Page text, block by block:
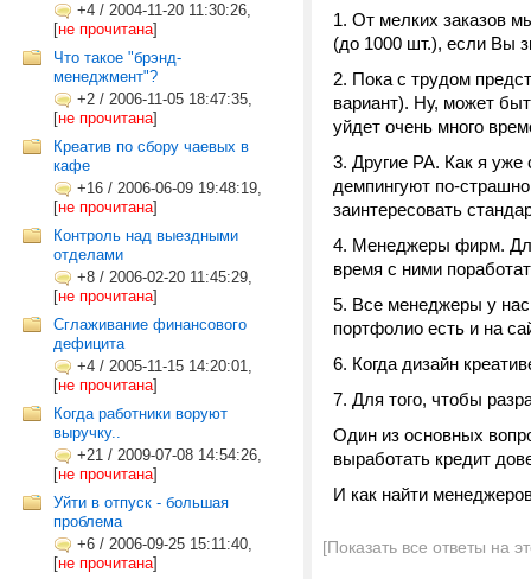
+4 / 2004-11-20 11:30:26,
[не прочитана]
Что такое "брэнд-
менеджмент"?
+2 / 2006-11-05 18:47:35,
[не прочитана]
Креатив по сбору чаевых в
кафе
+16 / 2006-06-09 19:48:19,
[не прочитана]
Контроль над выездными
отделами
+8 / 2006-02-20 11:45:29,
[не прочитана]
Сглаживание финансового
дефицита
+4 / 2005-11-15 14:20:01,
[не прочитана]
Когда работники воруют
выручку..
+21 / 2009-07-08 14:54:26,
[не прочитана]
Уйти в отпуск - большая
проблема
+6 / 2006-09-25 15:11:40,
[не прочитана]
1. От мелких заказов
(до 1000 шт.), если Вы
2. Пока с трудом
вариант). Ну, может
уйдет очень много
3. Другие РА. Как я уже
демпингуют по-
заинтересовать
4. Менеджеры фирм.
время с ними
5. Все менеджеры у
портфолио есть и на
6. Когда дизайн
7. Для того, чтобы
Один из основных
выработать кредит
И как найти
[Показать все ответы на